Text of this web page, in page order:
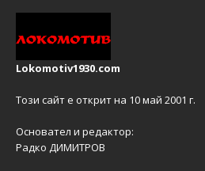
Lokomotiv1930.com
Този сайт е открит на 10 май 2001 г.
Основател и редактор:
Радко ДИМИТРОВ